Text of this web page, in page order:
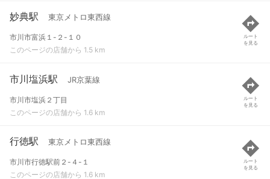
妙典駅 東京メトロ東西線
市川市富浜１-２-１０
このページの店舗から 1.5 km
ルート
を見る
市川塩浜駅 JR京葉線
市川市塩浜２丁目
このページの店舗から 1.6 km
ルート
を見る
行徳駅 東京メトロ東西線
市川市行徳駅前２-４-１
このページの店舗から 1.6 km
ルート
を見る